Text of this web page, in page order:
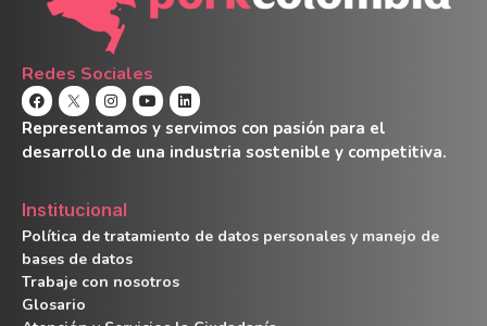
Redes Sociales
Representamos y servimos con pasión para el
desarrollo de una industria sostenible y competitiva.
Institucional
Política de tratamiento de datos personales y manejo de
bases de datos
Trabaje con nosotros
Glosario